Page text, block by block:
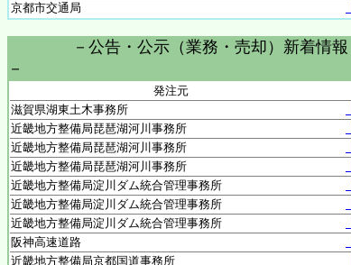
京都市交通局
－公告・公示（業務・売却）新着情報
－
発注元
滋賀県湖東土木事務所
近畿地方整備局琵琶湖河川事務所
近畿地方整備局琵琶湖河川事務所
近畿地方整備局琵琶湖河川事務所
近畿地方整備局淀川ダム統合管理事務所
近畿地方整備局淀川ダム統合管理事務所
近畿地方整備局淀川ダム統合管理事務所
阪神高速道路
近畿地方整備局京都国道事務所